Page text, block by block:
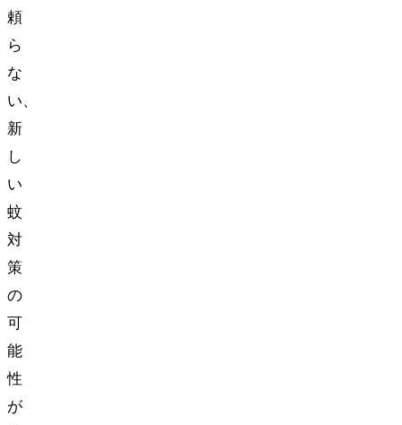
頼
ら
な
い、
新
し
い
蚊
対
策
の
可
能
性
が